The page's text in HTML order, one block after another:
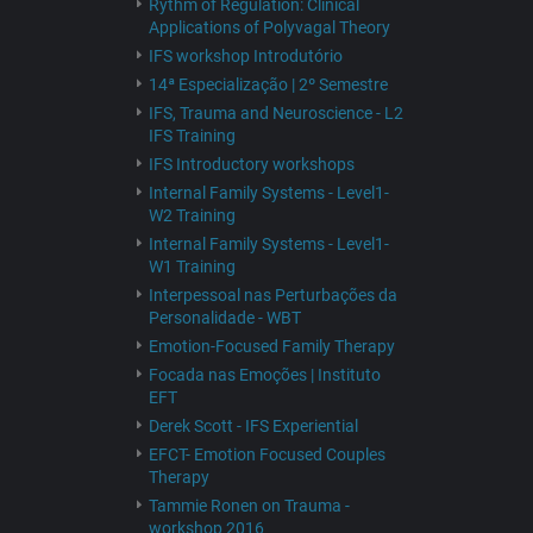
Rythm of Regulation: Clinical
Applications of Polyvagal Theory
IFS workshop Introdutório
14ª Especialização | 2º Semestre
IFS, Trauma and Neuroscience - L2
IFS Training
IFS Introductory workshops
Internal Family Systems - Level1-
W2 Training
Internal Family Systems - Level1-
W1 Training
Interpessoal nas Perturbações da
Personalidade - WBT
Emotion-Focused Family Therapy
Focada nas Emoções | Instituto
EFT
Derek Scott - IFS Experiential
EFCT- Emotion Focused Couples
Therapy
Tammie Ronen on Trauma -
workshop 2016